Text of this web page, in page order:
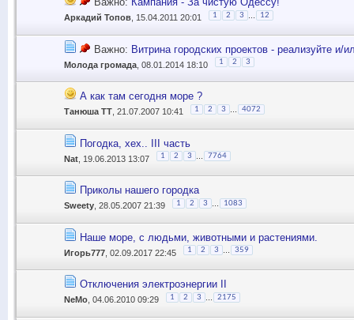
Аркадий Топов , 15.04.2011 20:01 1 2 3 12
Важно: Витрина городских проектов - реализуйте и/
Молода громада , 08.01.2014 18:10 1 2 3
А как там сегодня море ?
Танюша ТТ , 21.07.2007 10:41 1 2 3 4072
Погодка, хех.. III часть
Nat , 19.06.2013 13:07 1 2 3 7764
Приколы нашего городка
Sweety , 28.05.2007 21:39 1 2 3 1083
Наше море, с людьми, животными и растениями.
Игорь777 , 02.09.2017 22:45 1 2 3 359
Отключения электроэнергии II
NeMo , 04.06.2010 09:29 1 2 3 2175